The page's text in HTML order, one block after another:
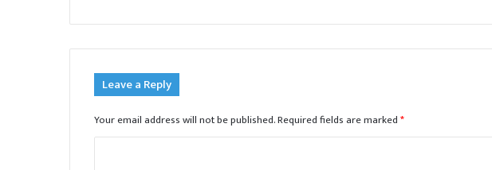
Leave a Reply
Your email address will not be published.Required fields are marked*